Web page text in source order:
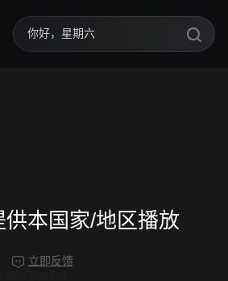
你好，星期六
我们的宿舍·归心季
本国家/地区播放
立即反馈